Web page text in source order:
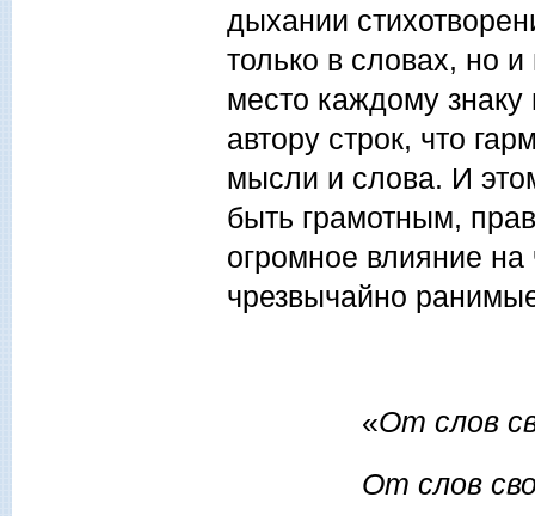
дыхании
только в словах, но
место каждому
автору строк, что
мысли и слова. И
быть грамотным,
огромное влияние
чрезвычайно
«От слов
От слов